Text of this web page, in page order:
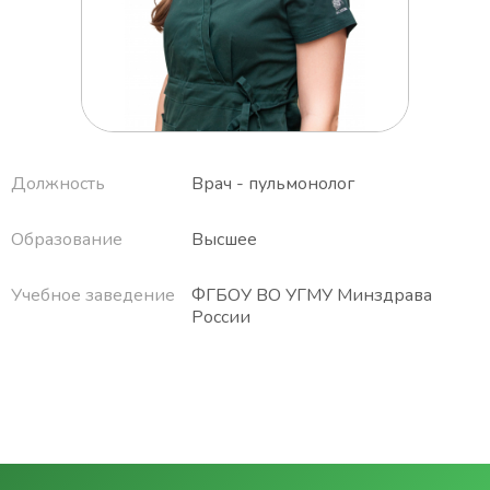
Должность Врач - пульмонолог
Образование Высшее
Учебное заведение
ФГБОУ ВО УГМУ Минздрава
России